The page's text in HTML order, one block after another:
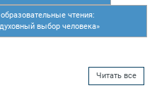
чтения:
выбор человека»
Читать все